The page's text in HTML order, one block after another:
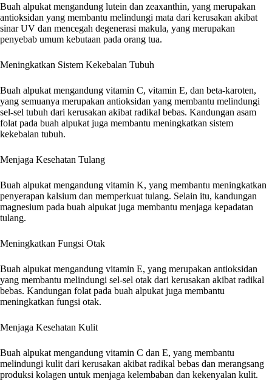
Buah alpukat mengandung lutein dan zeaxanthin, yang merupakan
antioksidan yang membantu melindungi mata dari kerusakan akibat
sinar UV dan mencegah degenerasi makula, yang merupakan
penyebab umum kebutaan pada orang tua.
Meningkatkan Sistem Kekebalan Tubuh
Buah alpukat mengandung vitamin C, vitamin E, dan beta-karoten,
yang semuanya merupakan antioksidan yang membantu melindungi
sel-sel tubuh dari kerusakan akibat radikal bebas. Kandungan asam
folat pada buah alpukat juga membantu meningkatkan sistem
kekebalan tubuh.
Menjaga Kesehatan Tulang
Buah alpukat mengandung vitamin K, yang membantu meningkatkan
penyerapan kalsium dan memperkuat tulang. Selain itu, kandungan
magnesium pada buah alpukat juga membantu menjaga kepadatan
tulang.
Meningkatkan Fungsi Otak
Buah alpukat mengandung vitamin E, yang merupakan antioksidan
yang membantu melindungi sel-sel otak dari kerusakan akibat radikal
bebas. Kandungan folat pada buah alpukat juga membantu
meningkatkan fungsi otak.
Menjaga Kesehatan Kulit
Buah alpukat mengandung vitamin C dan E, yang membantu
melindungi kulit dari kerusakan akibat radikal bebas dan merangsang
produksi kolagen untuk menjaga kelembaban dan kekenyalan kulit.